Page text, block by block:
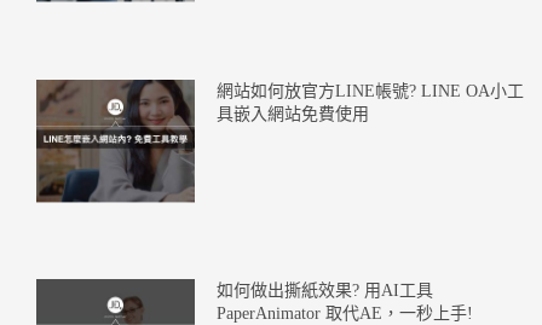
網站如何放官方LINE帳號? LINE OA小工
具嵌入網站免費使用
如何做出撕紙效果? 用AI工具
PaperAnimator 取代AE，一秒上手!